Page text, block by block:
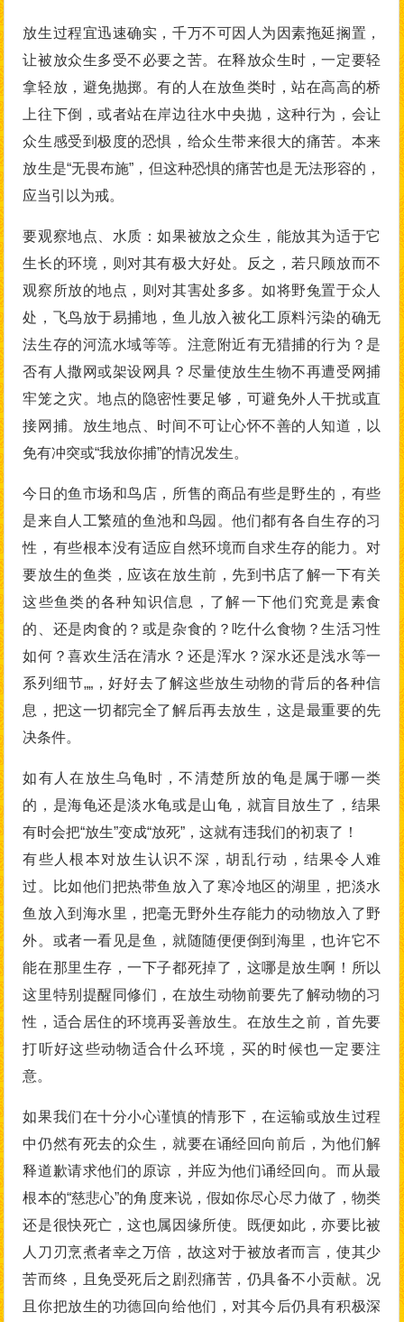
放生过程宜迅速确实，千万不可因人为因素拖延搁置，
让被放众生多受不必要之苦。在释放众生时，一定要轻
拿轻放，避免抛掷。有的人在放鱼类时，站在高高的桥
上往下倒，或者站在岸边往水中央抛，这种行为，会让
众生感受到极度的恐惧，给众生带来很大的痛苦。本来
放生是“无畏布施”，但这种恐惧的痛苦也是无法形容的，
应当引以为戒。
要观察地点、水质：如果被放之众生，能放其为适于它
生长的环境，则对其有极大好处。反之，若只顾放而不
观察所放的地点，则对其害处多多。如将野兔置于众人
处，飞鸟放于易捕地，鱼儿放入被化工原料污染的确无
法生存的河流水域等等。注意附近有无猎捕的行为？是
否有人撒网或架设网具？尽量使放生生物不再遭受网捕
牢笼之灾。地点的隐密性要足够，可避免外人干扰或直
接网捕。放生地点、时间不可让心怀不善的人知道，以
免有冲突或“我放你捕”的情况发生。
今日的鱼市场和鸟店，所售的商品有些是野生的，有些
是来自人工繁殖的鱼池和鸟园。他们都有各自生存的习
性，有些根本没有适应自然环境而自求生存的能力。对
要放生的鱼类，应该在放生前，先到书店了解一下有关
这些鱼类的各种知识信息，了解一下他们究竟是素食
的、还是肉食的？或是杂食的？吃什么食物？生活习性
如何？喜欢生活在清水？还是浑水？深水还是浅水等一
系列细节„„，好好去了解这些放生动物的背后的各种信
息，把这一切都完全了解后再去放生，这是最重要的先
决条件。
如有人在放生乌龟时，不清楚所放的龟是属于哪一类
的，是海龟还是淡水龟或是山龟，就盲目放生了，结果
有时会把“放生”变成“放死”，这就有违我们的初衷了！
有些人根本对放生认识不深，胡乱行动，结果令人难
过。比如他们把热带鱼放入了寒冷地区的湖里，把淡水
鱼放入到海水里，把毫无野外生存能力的动物放入了野
外。或者一看见是鱼，就随随便便倒到海里，也许它不
能在那里生存，一下子都死掉了，这哪是放生啊！所以
这里特别提醒同修们，在放生动物前要先了解动物的习
性，适合居住的环境再妥善放生。在放生之前，首先要
打听好这些动物适合什么环境，买的时候也一定要注
意。
如果我们在十分小心谨慎的情形下，在运输或放生过程
中仍然有死去的众生，就要在诵经回向前后，为他们解
释道歉请求他们的原谅，并应为他们诵经回向。而从最
根本的“慈悲心”的角度来说，假如你尽心尽力做了，物类
还是很快死亡，这也属因缘所使。既便如此，亦要比被
人刀刃烹煮者幸之万倍，故这对于被放者而言，使其少
苦而终，且免受死后之剧烈痛苦，仍具备不小贡献。况
且你把放生的功德回向给他们，对其今后仍具有积极深